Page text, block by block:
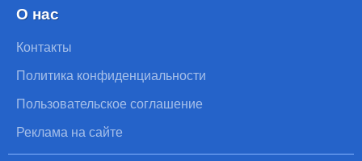
О нас
Контакты
Политика конфиденциальности
Пользовательское соглашение
Реклама на сайте